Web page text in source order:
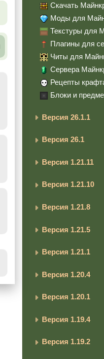
Скачать
Моды для
Текстуры для
Плагины для
Читы для
Сервера
Рецепты
Блоки и
Версия 26.1.1
Версия 26.1
Версия 1.21.11
Версия 1.21.10
Версия 1.21.8
Версия 1.21.5
Версия 1.21.1
Версия 1.20.4
Версия 1.20.1
Версия 1.19.4
Версия 1.19.2